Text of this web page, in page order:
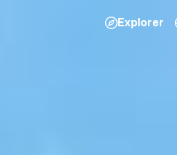
Explorer